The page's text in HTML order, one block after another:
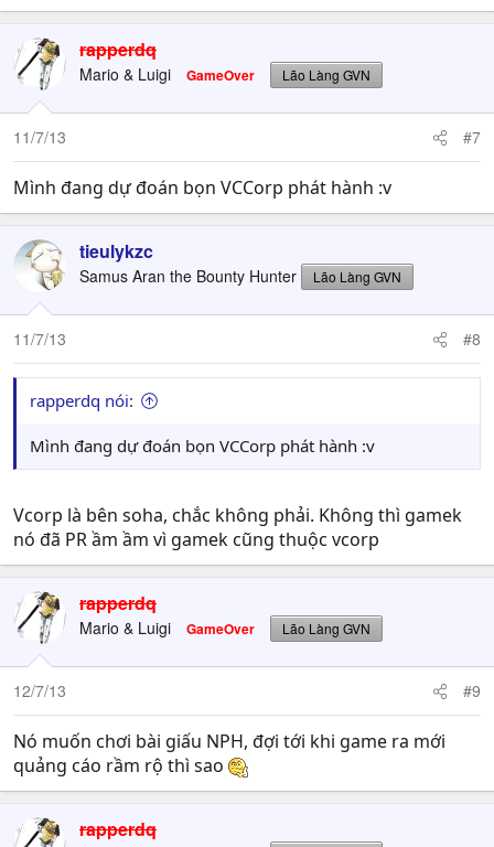
rapperdq
Mario & Luigi GameOver Lão Làng GVN
11/7/13 #7
Mình đang dự đoán bọn VCCorp phát hành :v
tieulykzc
Samus Aran the Bounty Hunter Lão Làng GVN
11/7/13 #8
rapperdq nói:
Mình đang dự đoán bọn VCCorp phát hành :v
Vcorp là bên soha, chắc không phải. Không thì gamek
nó đã PR ầm ầm vì gamek cũng thuộc vcorp
rapperdq
Mario & Luigi GameOver Lão Làng GVN
12/7/13 #9
Nó muốn chơi bài giấu NPH, đợi tới khi game ra mới
quảng cáo rầm rộ thì sao
rapperdq